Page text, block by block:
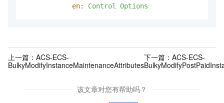
en:
Control Options
上一篇： ACS-ECS-
BulkyModifyInstanceMaintenanceAttributes
下一篇： ACS-ECS-
该文章对您有帮助吗？